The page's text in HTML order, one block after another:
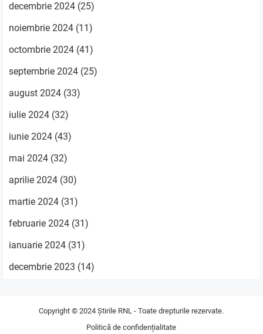
decembrie 2024 (25)
noiembrie 2024 (11)
octombrie 2024 (41)
septembrie 2024 (25)
august 2024 (33)
iulie 2024 (32)
iunie 2024 (43)
mai 2024 (32)
aprilie 2024 (30)
martie 2024 (31)
februarie 2024 (31)
ianuarie 2024 (31)
decembrie 2023 (14)
Copyright © 2024Știrile RNL - Toate drepturile rezervate.
Politică de confidențialitate